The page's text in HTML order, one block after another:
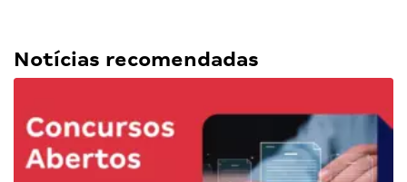
Notícias recomendadas